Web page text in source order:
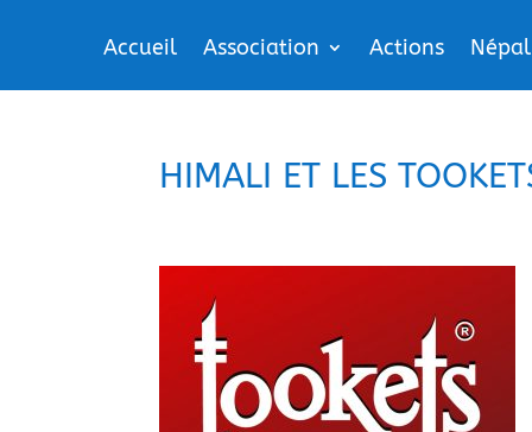
Accueil Association Actions Népal
HIMALI ET LES